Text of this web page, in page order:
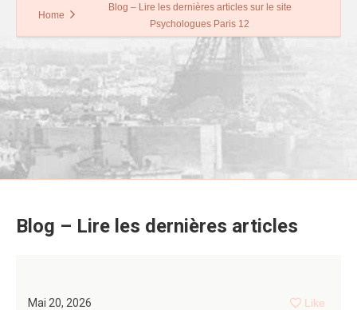
Home
Blog – Lire les dernières articles sur le site
Psychologues Paris 12
Blog – Lire les dernières articles
Mai 20, 2026 Like